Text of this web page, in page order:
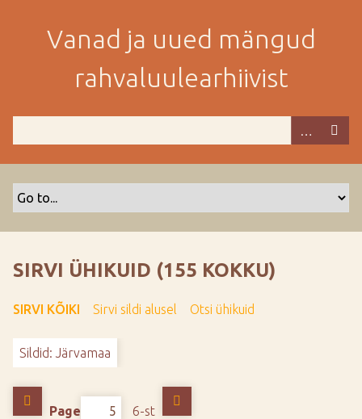
i
Vanad ja uued mängud
rahvaluulearhiivist
SIRVI ÜHIKUID (155 KOKKU)
SIRVI KÕIKI Sirvi sildi alusel Otsi ühikuid
Sildid: Järvamaa
Page 6-st